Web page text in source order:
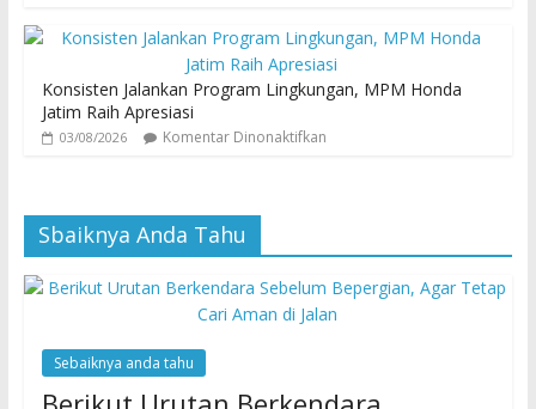
Konsisten Jalankan Program Lingkungan, MPM Honda
Jatim Raih Apresiasi
03/08/2026 Komentar Dinonaktifkan
Sbaiknya Anda Tahu
Sebaiknya anda tahu